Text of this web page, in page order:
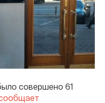
совершено 61